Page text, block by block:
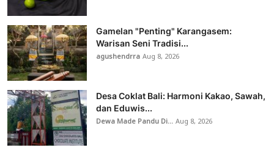
Gamelan "Penting" Karangasem:
Warisan Seni Tradisi...
agushendrraAug 8, 2026
Desa Coklat Bali: Harmoni Kakao, Sawah,
dan Eduwis...
Dewa Made Pandu Di...Aug 8, 2026